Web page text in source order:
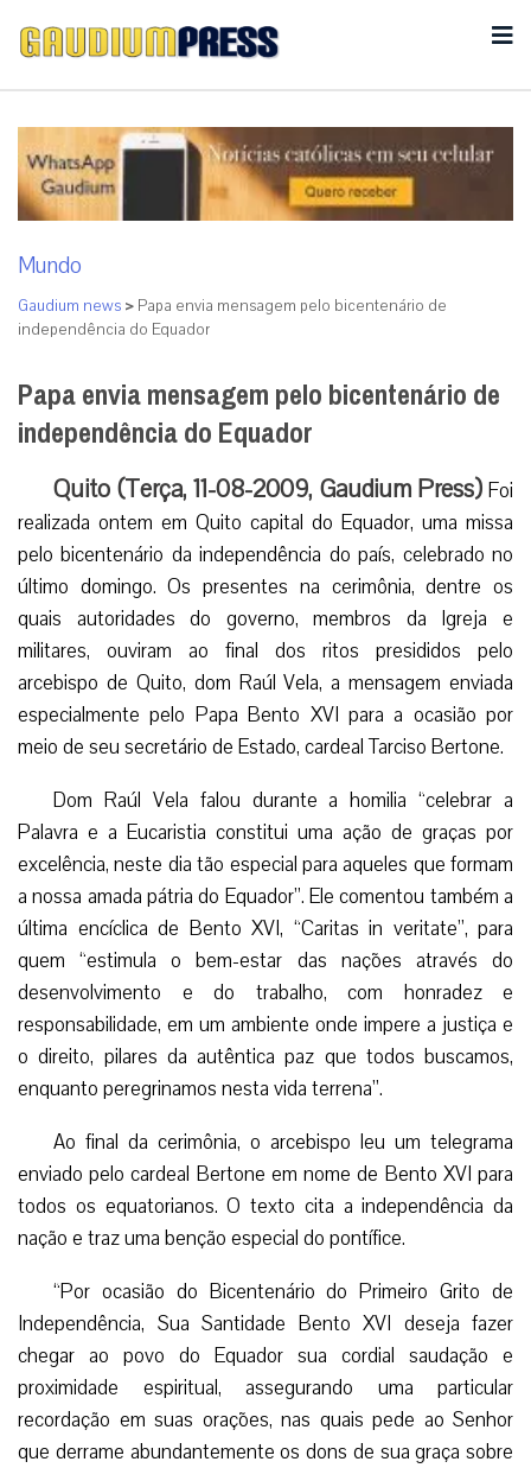
Mundo
Gaudium news > Papa envia mensagem pelo bicentenário de
independência do Equador
Papa envia mensagem pelo bicentenário de
independência do Equador
Quito (Terça, 11-08-2009, Gaudium Press) Foi
realizada ontem em Quito capital do Equador, uma missa
pelo bicentenário da independência do país, celebrado no
último domingo. Os presentes na cerimônia, dentre os
quais autoridades do governo, membros da Igreja e
militares, ouviram ao final dos ritos presididos pelo
arcebispo de Quito, dom Raúl Vela, a mensagem enviada
especialmente pelo Papa Bento XVI para a ocasião por
meio de seu secretário de Estado, cardeal Tarciso Bertone.
Dom Raúl Vela falou durante a homilia “celebrar a
Palavra e a Eucaristia constitui uma ação de graças por
excelência, neste dia tão especial para aqueles que formam
a nossa amada pátria do Equador”. Ele comentou também a
última encíclica de Bento XVI, “Caritas in veritate”, para
quem “estimula o bem-estar das nações através do
desenvolvimento e do trabalho, com honradez e
responsabilidade, em um ambiente onde impere a justiça e
o direito, pilares da autêntica paz que todos buscamos,
enquanto peregrinamos nesta vida terrena”.
Ao final da cerimônia, o arcebispo leu um telegrama
enviado pelo cardeal Bertone em nome de Bento XVI para
todos os equatorianos. O texto cita a independência da
nação e traz uma benção especial do pontífice.
“Por ocasião do Bicentenário do Primeiro Grito de
Independência, Sua Santidade Bento XVI deseja fazer
chegar ao povo do Equador sua cordial saudação e
proximidade espiritual, assegurando uma particular
recordação em suas orações, nas quais pede ao Senhor
que derrame abundantemente os dons de sua graça sobre